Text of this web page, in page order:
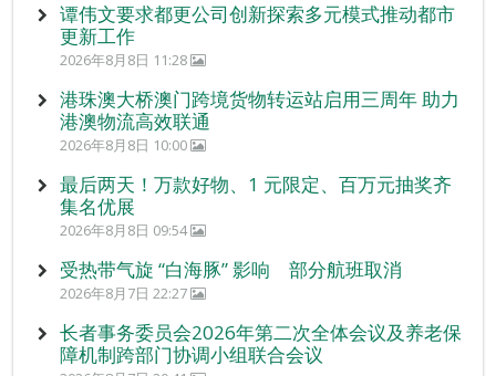
谭伟文要求都更公司创新探索多元模式推动都市
更新工作
2026年8月8日 11:28
港珠澳大桥澳门跨境货物转运站启用三周年 助力
港澳物流高效联通
2026年8月8日 10:00
最后两天！万款好物、1 元限定、百万元抽奖齐
集名优展
2026年8月8日 09:54
受热带气旋 “白海豚” 影响 部分航班取消
2026年8月7日 22:27
长者事务委员会2026年第二次全体会议及养老保
障机制跨部门协调小组联合会议